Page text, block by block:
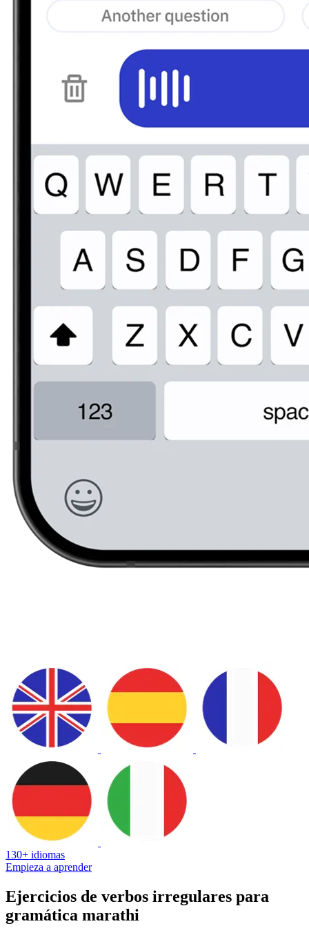
130+ idiomas
Empieza a aprender
Ejercicios de verbos irregulares para
gramática marathi